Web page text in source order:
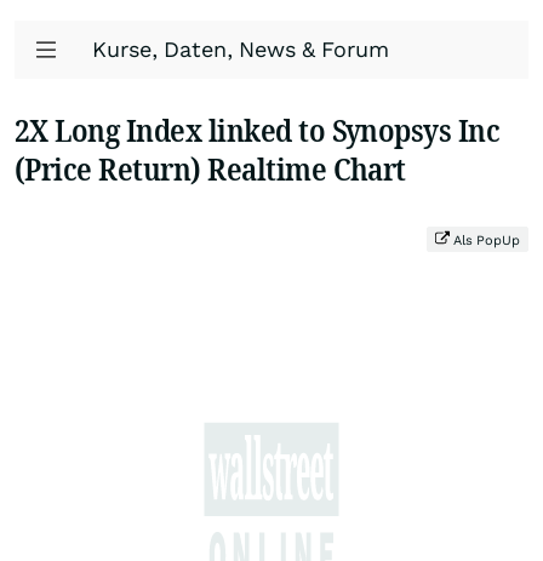
Kurse, Daten, News & Forum
2X Long Index linked to Synopsys Inc
(Price Return) Realtime Chart
Als PopUp